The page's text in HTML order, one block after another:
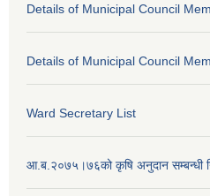
Details of Municipal Council
Details of Municipal Council
Ward Secretary List
आ.ब.२०७५।७६को कृषि अनुदान सम्बन्धी